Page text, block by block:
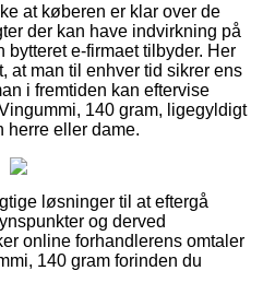
at køberen er klar over de
der kan have indvirkning på
bytteret e-firmaet tilbyder. Her
at man til enhver tid sikrer ens
i fremtiden kan eftervise
140 gram, ligegyldigt
herre eller dame.
løsninger til at eftergå
og derved
online forhandlerens omtaler
140 gram forinden du